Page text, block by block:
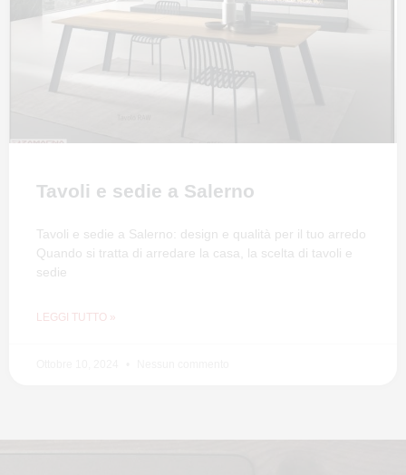
Tavoli e sedie a Salerno
Tavoli e sedie a Salerno: design e qualità per il tuo arredo
Quando si tratta di arredare la casa, la scelta di tavoli e
sedie
LEGGI TUTTO »